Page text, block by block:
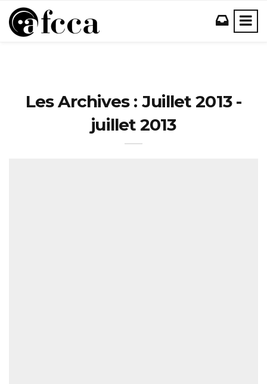
Les Archives : Juillet 2013 -
juillet 2013